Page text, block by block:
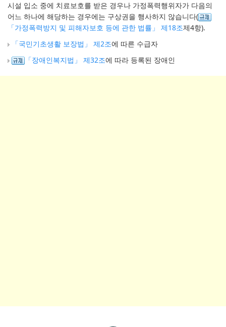
시설 입소 중에 치료보호를 받은 경우나 가정폭력행위자가 다음의
어느 하나에 해당하는 경우에는 구상권을 행사하지 않습니다(
「가정폭력방지 및 피해자보호 등에 관한 법률」 제18조제4항).
「국민기초생활 보장법」 제2조에 따른 수급자
「장애인복지법」 제32조에 따라 등록된 장애인